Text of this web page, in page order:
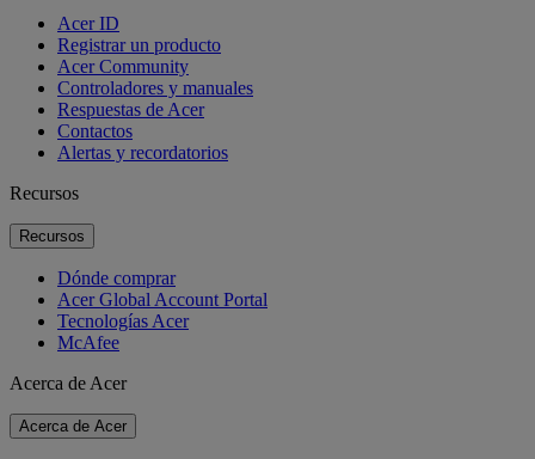
Acer ID
Registrar un producto
Acer Community
Controladores y manuales
Respuestas de Acer
Contactos
Alertas y recordatorios
Recursos
Recursos
Dónde comprar
Acer Global Account Portal
Tecnologías Acer
McAfee
Acerca de Acer
Acerca de Acer